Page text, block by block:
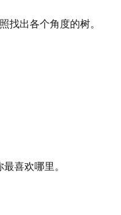
找出各个角度的树。
喜欢哪里。